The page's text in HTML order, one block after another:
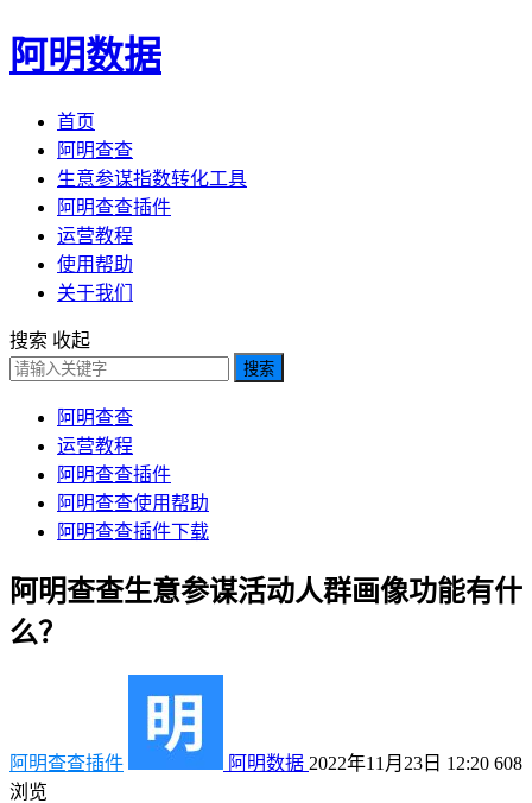
阿明数据
首页
阿明查查
生意参谋指数转化工具
阿明查查插件
运营教程
使用帮助
关于我们
搜索 收起
搜索
阿明查查
运营教程
阿明查查插件
阿明查查使用帮助
阿明查查插件下载
阿明查查生意参谋活动人群画像功能有什
么？
阿明查查插件 阿明数据 2022年11月23日 12:20 608
浏览